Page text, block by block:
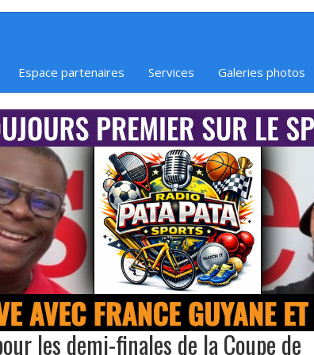
Espace partenaires Services Galeries photos
les demi-finales de la Coupe de